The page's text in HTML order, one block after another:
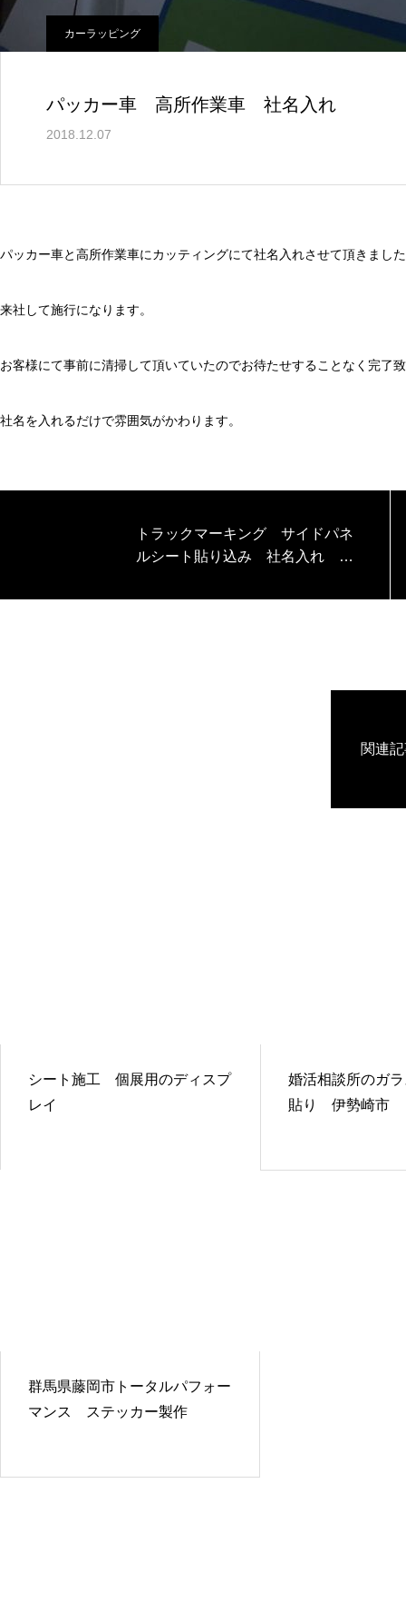
カーラッピング
パッカー車 高所作業車 社名入れ
2018.12.07
パッカー車と高所作業車にカッティングにて社名入れさせて頂きまし
来社して施行になります。
お客様にて事前に清掃して頂いていたのでお待たせすることなく完了
社名を入れるだけで雰囲気がかわります。
トラックマーキング サイドパネ
ルシート貼り込み 社名入れ ラ
関連
シート施工 個展用のディスプ
レイ
婚活相談所のガ
貼り 伊勢崎市
群馬県藤岡市トータルパフォー
マンス ステッカー製作